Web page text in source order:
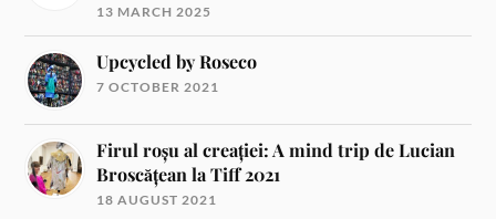
13 MARCH 2025
Upcycled by Roseco
7 OCTOBER 2021
Firul roșu al creației: A mind trip de Lucian
Broscățean la Tiff 2021
18 AUGUST 2021